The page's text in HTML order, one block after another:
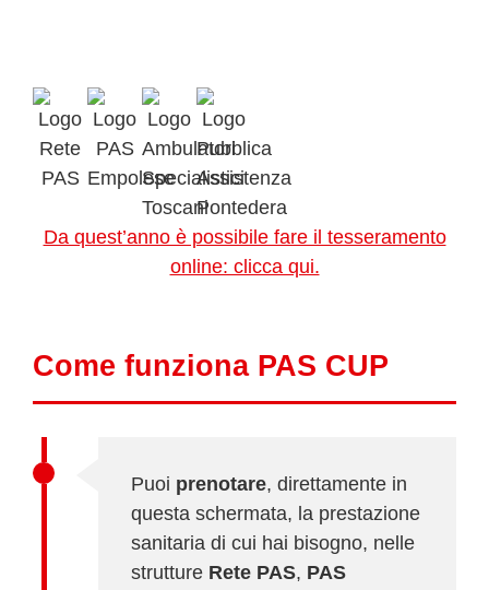
Da quest’anno è possibile fare il tesseramento
online: clicca qui.
Come funziona PAS CUP
Puoi prenotare, direttamente in
questa schermata, la prestazione
sanitaria di cui hai bisogno, nelle
strutture Rete PAS, PAS